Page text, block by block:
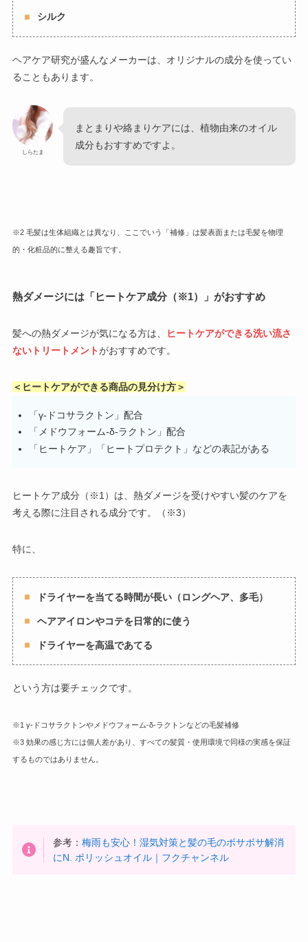
シルク
ヘアケア研究が盛んなメーカーは、オリジナルの成分を使ってい
ることもあります。
しらたま
まとまりや絡まりケアには、植物由来のオイル
成分もおすすめですよ。
※2 毛髪は生体組織とは異なり、ここでいう「補修」は髪表面または毛髪を物理
的・化粧品的に整える趣旨です。
熱ダメージには「ヒートケア成分（※1）」がおすすめ
髪への熱ダメージが気になる方は、
ヒートケアができる洗い流さ
ないトリートメントがおすすめです。
＜ヒートケアができる商品の見分け方＞
「γ-ドコサラクトン」配合
「メドウフォーム-δ-ラクトン」配合
「ヒートケア」「ヒートプロテクト」などの表記がある
ヒートケア成分（※1）は、熱ダメージを受けやすい髪のケアを
考える際に注目される成分です。（※3）
特に、
ドライヤーを当てる時間が長い（ロングヘア、多毛）
ヘアアイロンやコテを日常的に使う
ドライヤーを高温であてる
という方は要チェックです。
※1 γ-ドコサラクトンやメドウフォーム-δ-ラクトンなどの毛髪補修
※3 効果の感じ方には個人差があり、すべての髪質・使用環境で同様の実感を保証
するものではありません。
参考：梅雨も安心！湿気対策と髪の毛のボサボサ解消
にN. ポリッシュオイル｜フクチャンネル